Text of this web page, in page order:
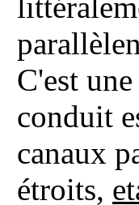
C'est
conduit
canaux
étroits,